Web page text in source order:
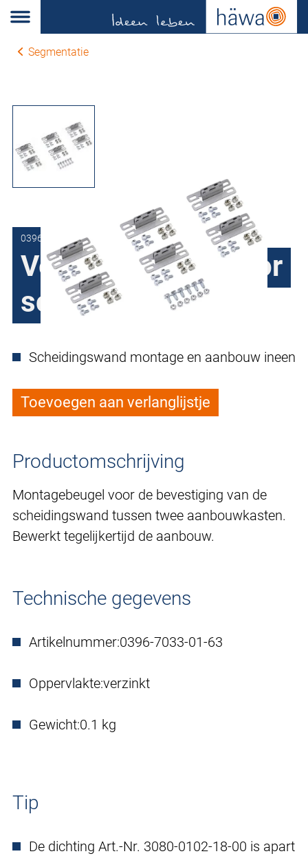
Segmentatie
0396-7033-01-63
Verbindingsset voor
scheidingswand
Scheidingswand montage en aanbouw ineen
Toevoegen aan verlanglijstje
Productomschrijving
Montagebeugel voor de bevestiging van de
scheidingswand tussen twee aanbouwkasten.
Bewerkt tegelijkertijd de aanbouw.
Technische gegevens
Artikelnummer:0396-7033-01-63
Oppervlakte:verzinkt
Gewicht:0.1 kg
Tip
De dichting Art.-Nr. 3080-0102-18-00 is apart